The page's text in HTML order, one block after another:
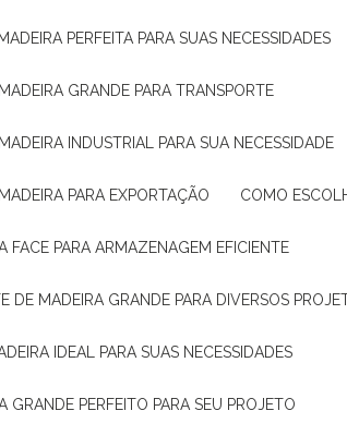
PERFEITA PARA SUAS NECESSIDADES
GRANDE PARA TRANSPORTE
INDUSTRIAL PARA SUA NECESSIDADE
PARA EXPORTAÇÃO COMO
FACE PARA ARMAZENAGEM EFICIENTE
DE MADEIRA GRANDE PARA DIVERSOS
IDEAL PARA SUAS NECESSIDADES
GRANDE PERFEITO PARA SEU PROJETO